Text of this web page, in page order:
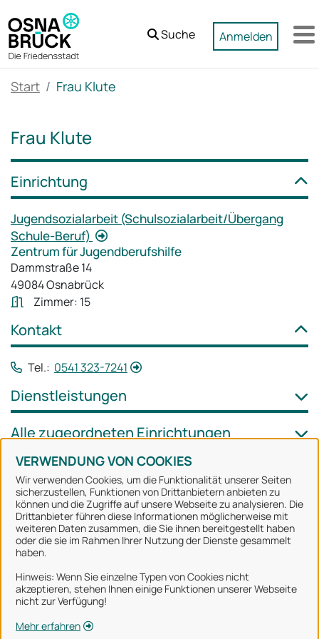
Zum Hauptinhalt springen
VERWENDUNG VON COOKIES
Wir verwenden Cookies, um die Funktionalität unserer Seiten
sicherzustellen, Funktionen von Drittanbietern anbieten zu
können und die Zugriffe auf unsere Webseite zu analysieren. Die
Drittanbieter führen diese Informationen möglicherweise mit
weiteren Daten zusammen, die Sie ihnen bereitgestellt haben
oder die sie im Rahmen Ihrer Nutzung der Dienste gesammelt
haben.
Hinweis: Wenn Sie einzelne Typen von Cookies nicht
akzeptieren, stehen Ihnen einige Funktionen unserer Webseite
nicht zur Verfügung!
Mehr erfahren
Suche Anmelden
Start Frau Klute
Frau Klute
Einrichtung
Jugendsozialarbeit (Schulsozialarbeit/Übergang
Schule-Beruf)
Zentrum für Jugendberufshilfe
Dammstraße 14
49084 Osnabrück
Zimmer: 15
Kontakt
Tel.: 0541 323-7241
Dienstleistungen
Alle zugeordneten Einrichtungen
Stadt Osnabrück
Alle Rechte vorbehalten
Über uns
Impressum